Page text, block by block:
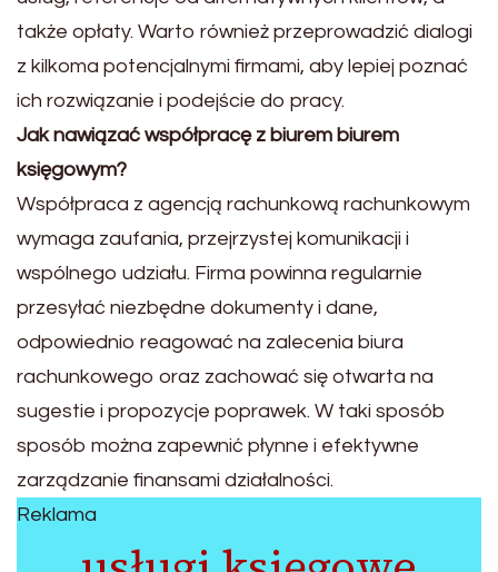
także opłaty. Warto również przeprowadzić dialogi
z kilkoma potencjalnymi firmami, aby lepiej poznać
ich rozwiązanie i podejście do pracy.
Jak nawiązać współpracę z biurem biurem
księgowym?
Współpraca z agencją rachunkową rachunkowym
wymaga zaufania, przejrzystej komunikacji i
wspólnego udziału. Firma powinna regularnie
przesyłać niezbędne dokumenty i dane,
odpowiednio reagować na zalecenia biura
rachunkowego oraz zachować się otwarta na
sugestie i propozycje poprawek. W taki sposób
sposób można zapewnić płynne i efektywne
zarządzanie finansami działalności.
Reklama